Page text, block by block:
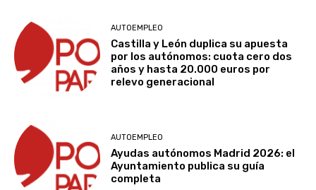
AUTOEMPLEO
Castilla y León duplica su apuesta
por los autónomos: cuota cero dos
años y hasta 20.000 euros por
relevo generacional
AUTOEMPLEO
Ayudas autónomos Madrid 2026: el
Ayuntamiento publica su guía
completa